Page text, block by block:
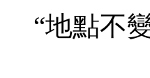
“地點不